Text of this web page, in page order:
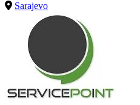
Sarajevo